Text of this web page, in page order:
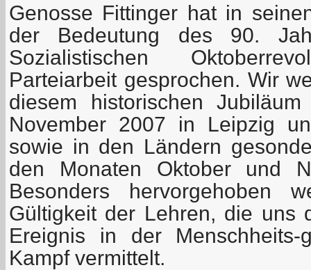
Genosse Fittinger hat in
der Bedeutung des 90.
Sozialistischen
Parteiarbeit gesprochen. Wir
diesem historischen
November 2007 in Leipzig
sowie in den Ländern
den Monaten Oktober und
Besonders hervorgehoben
Gültigkeit der Lehren, die uns
Ereignis in der Menschheits-
Kampf vermittelt.